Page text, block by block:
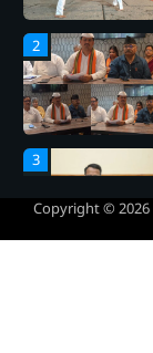
3
4
Copyright © 2026